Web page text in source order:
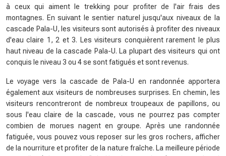
à ceux qui aiment le trekking pour profiter de l'air frais des
montagnes. En suivant le sentier naturel jusqu'aux niveaux de la
cascade Pala-U, les visiteurs sont autorisés à profiter des niveaux
d'eau claire 1, 2 et 3. Les visiteurs conquièrent rarement le plus
haut niveau de la cascade Pala-U. La plupart des visiteurs qui ont
conquis le niveau 3 ou 4 se sont fatigués et sont revenus.
Le voyage vers la cascade de Pala-U en randonnée apportera
également aux visiteurs de nombreuses surprises. En chemin, les
visiteurs rencontreront de nombreux troupeaux de papillons, ou
sous l'eau claire de la cascade, vous ne pourrez pas compter
combien de morues nagent en groupe. Après une randonnée
fatiguée, vous pouvez vous reposer sur les gros rochers, afficher
de la nourriture et profiter de la nature fraîche. La meilleure période